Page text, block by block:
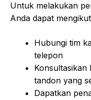
Untuk melakukan
Anda dapat
Hubungi tim
telepon
Konsultasikan
tandon yang
Dapatkan